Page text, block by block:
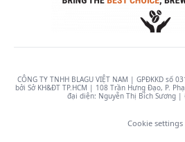
CÔNG TY TNHH BLAGU VIỆT NAM | GPĐKKD số
bởi Sở KH&ĐT TP.HCM | 108 Trần Hưng Đạo, P.
đại diện: Nguyễn Thị Bích Sương |
Cookie settings